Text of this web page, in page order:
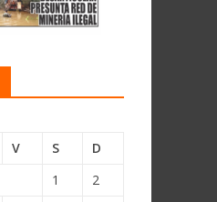
V S
D
1
2